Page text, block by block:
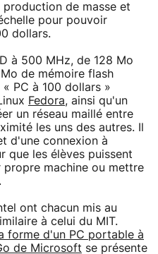
de masse et
pour pouvoir
dollars.
à 500 MHz, de 128 Mo
de mémoire flash
PC à 100 dollars »
Fedora, ainsi qu'un
un réseau maillé entre
les uns des autres. Il
d'une connexion à
que les élèves puissent
propre machine ou mettre
ont chacun mis au
à celui du MIT.
forme d'un PC portable à
de Microsoft se présente